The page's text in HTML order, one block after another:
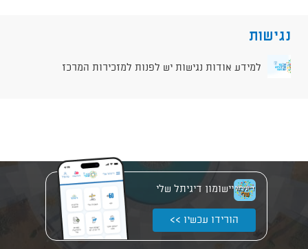
נגישות
למידע אודות נגישות יש לפנות למזכירות המרכז
יישומון דיגיתל שלי
הורידו עכשיו >>